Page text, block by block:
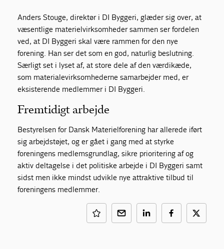
Anders Stouge, direktør i DI Byggeri, glæder sig over, at
væsentlige materielvirksomheder sammen ser fordelen
ved, at DI Byggeri skal være rammen for den nye
forening. Han ser det som en god, naturlig beslutning.
Særligt set i lyset af, at store dele af den værdikæde,
som materialevirksomhederne samarbejder med, er
eksisterende medlemmer i DI Byggeri.
Fremtidigt arbejde
Bestyrelsen for Dansk Materielforening har allerede iført
sig arbejdstøjet, og er gået i gang med at styrke
foreningens medlemsgrundlag, sikre prioritering af og
aktiv deltagelse i det politiske arbejde i DI Byggeri samt
sidst men ikke mindst udvikle nye attraktive tilbud til
foreningens medlemmer.